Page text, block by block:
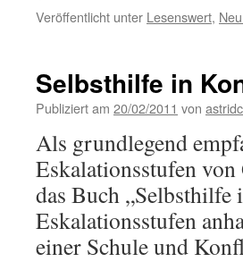
Veröffentlicht unter Lesenswert,
Selbsthilfe in
Publiziert am 20/02/2011 von
Als grundlegend
Eskalationsstufen
das Buch
Eskalationsstufen
einer Schule und